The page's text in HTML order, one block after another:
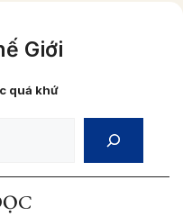
Giới
quá khứ